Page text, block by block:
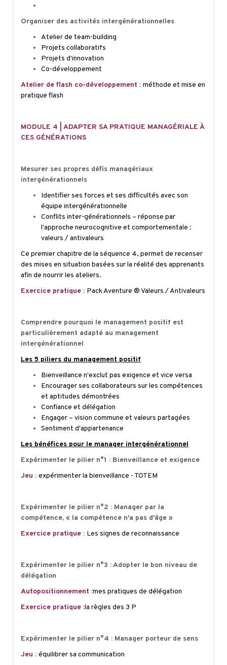
Organiser des activités intergénérationnelles
Atelier de team-building
Projets collaboratifs
Projets d'innovation
Co-développement
Atelier de flash co-développement : méthode et mise en
pratique flash
MODULE 4 | ADAPTER SA PRATIQUE MANAGÉRIALE À
CES GÉNÉRATIONS
Mesurer ses propres défis managériaux
intergénérationnels
Identifier ses forces et ses difficultés avec son
équipe intergénérationnelle
Conflits inter-générationnels – réponse par
l'approche neurocognitive et comportementale :
valeurs / antivaleurs
Ce premier chapitre de la séquence 4, permet de recenser
des mises en situation basées sur la réalité des apprenants
afin de nourrir les ateliers.
Exercice pratique : Pack Aventure ® Valeurs / Antivaleurs
Comprendre pourquoi le management positif est
particulièrement adapté au management
intergénérationnel
Les 5 piliers du management positif
Bienveillance n'exclut pas exigence et vice versa
Encourager ses collaborateurs sur les compétences
et aptitudes démontrées
Confiance et délégation
Engager – vision commune et valeurs partagées
Sentiment d'appartenance
Les bénéfices pour le manager intergénérationnel
Expérimenter le pilier n°1 : Bienveillance et exigence
Jeu : expérimenter la bienveillance - TOTEM
Expérimenter le pilier n°2 : Manager par la
compétence, « la compétence n'a pas d'âge »
Exercice pratique : Les signes de reconnaissance
Expérimenter le pilier n°3 : Adopter le bon niveau de
délégation
Autopositionnement :mes pratiques de délégation
Exercice pratique :la règles des 3 P
Expérimenter le pilier n°4 : Manager porteur de sens
Jeu : équilibrer sa communication